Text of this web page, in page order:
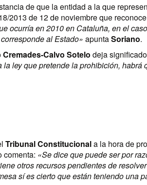
de que la entidad a la que
2013 de 12 de noviembre que
ocurría en 2010 en Cataluña, en el
al Estado» apuntaSoriano.
Cremades-Calvo Sotelo deja
ley que pretende la prohibición, habrá
Tribunal Constitucionala la hora de
comenta: «Se dice que puede ser por
otros recursos pendientes de
sí es cierto que están teniendo una